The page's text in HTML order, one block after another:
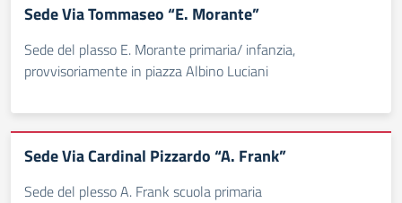
Sede Via Tommaseo “E. Morante”
Sede del plasso E. Morante primaria/ infanzia,
provvisoriamente in piazza Albino Luciani
Sede Via Cardinal Pizzardo “A. Frank”
Sede del plesso A. Frank scuola primaria